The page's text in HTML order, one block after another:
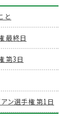
と
最終日
第3日
ン選手権 第1日